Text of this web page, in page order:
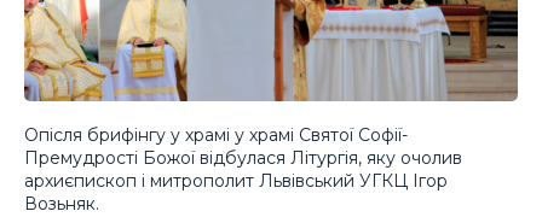
Опісля брифінгу у храмі у храмі Святої Софії-
Премудрості Божої відбулася Літургія, яку очолив
архиєпископ і митрополит Львівський УГКЦ Ігор
Возьняк.